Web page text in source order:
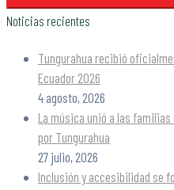
Noticias recientes
Tungurahua recibió
Ecuador 2026
4 agosto, 2026
La música unió a las familias
por Tungurahua
27 julio, 2026
Inclusión y accesibilidad se